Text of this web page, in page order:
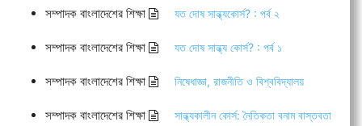
সম্পাদক বাংলাদেশের শিক্ষা যত দোষ সান্ধ্যকোর্স? : পর্ব ২
সম্পাদক বাংলাদেশের শিক্ষা যত দোষ সান্ধ্য কোর্স? : পর্ব ১
সম্পাদক বাংলাদেশের শিক্ষা নিষেধাজ্ঞা, রাজনীতি ও বিশ্ববিদ্যালয়
সম্পাদক বাংলাদেশের শিক্ষা সান্ধ্যকালীন কোর্স: নৈতিকতা বনাম বাস্তবতা